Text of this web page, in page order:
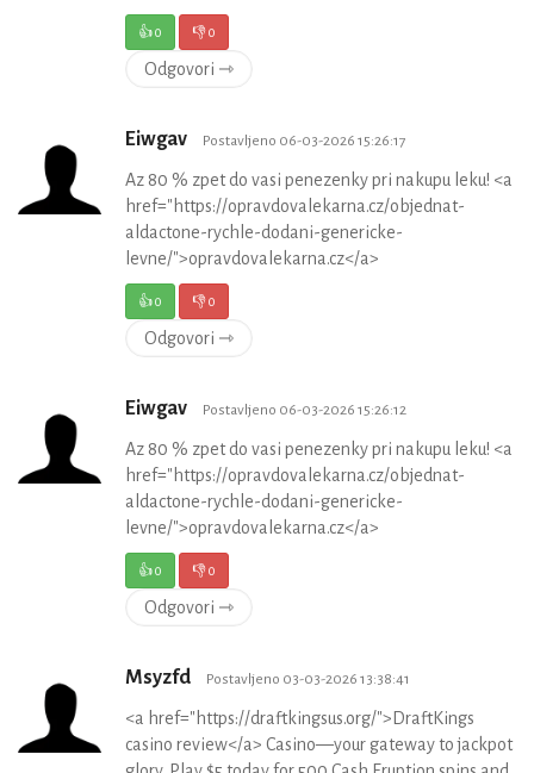
👍0 👎0
Odgovori ⇾
Eiwgav Postavljeno 06-03-2026 15:26:17
Az 80 % zpet do vasi penezenky pri nakupu leku! <a
href="https://opravdovalekarna.cz/objednat-
aldactone-rychle-dodani-genericke-
levne/">opravdovalekarna.cz</a>
👍0 👎0
Odgovori ⇾
Eiwgav Postavljeno 06-03-2026 15:26:12
Az 80 % zpet do vasi penezenky pri nakupu leku! <a
href="https://opravdovalekarna.cz/objednat-
aldactone-rychle-dodani-genericke-
levne/">opravdovalekarna.cz</a>
👍0 👎0
Odgovori ⇾
Msyzfd Postavljeno 03-03-2026 13:38:41
<a href="https://draftkingsus.org/">DraftKings
casino review</a> Casino—your gateway to jackpot